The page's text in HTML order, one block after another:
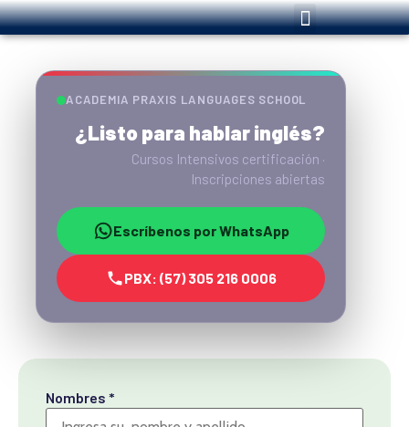
ACADEMIA PRAXIS LANGUAGES SCHOOL
¿Listo para hablar inglés?
Cursos Intensivos certificación ·
Inscripciones abiertas
Escríbenos por WhatsApp
PBX: (57) 305 216 0006
Nombres *